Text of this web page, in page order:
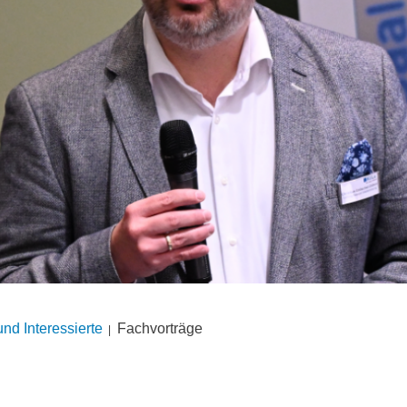
Interes­sierte Fachvorträge